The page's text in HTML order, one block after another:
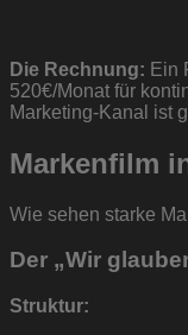
Die Rechnung: Ein
520€/Monat für
Marketing-Kanal ist
Markenfilm
Wie sehen starke
Der „Wir
Struktur: